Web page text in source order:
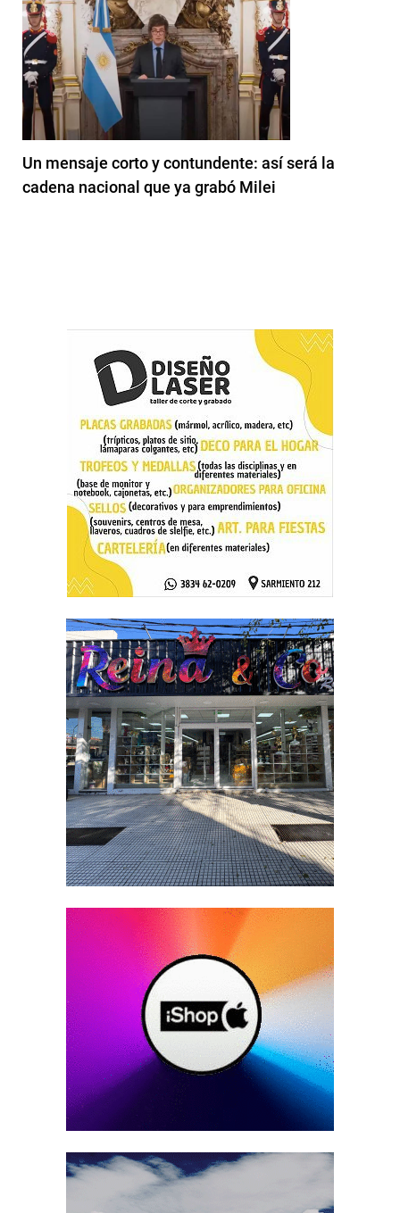
Un mensaje corto y contundente: así será la
cadena nacional que ya grabó Milei